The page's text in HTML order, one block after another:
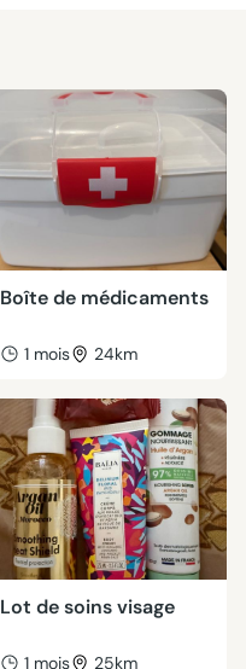
Boîte de médicaments
1 mois 24km
Lot de soins visage
1 mois 25km